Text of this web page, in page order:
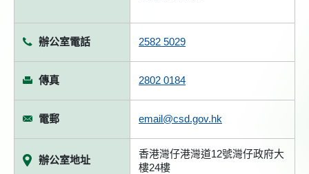
辦公室電話 2582 5029
傳真 2802 0184
電郵 email@csd.gov.hk
辦公室地址
香港灣仔港灣道12號灣仔政府大
樓24樓